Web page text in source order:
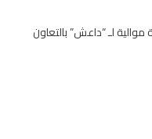
موالية لـ “داعش” بالتعاون